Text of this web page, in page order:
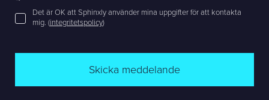
Det är OK att Sphinxly använder mina uppgifter för att kontakta
mig. (integritetspolicy)
Skicka meddelande